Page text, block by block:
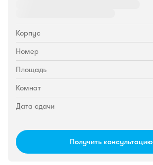
Корпус
Номер
Площадь
Комнат
Дата сдачи
Получить консультацию